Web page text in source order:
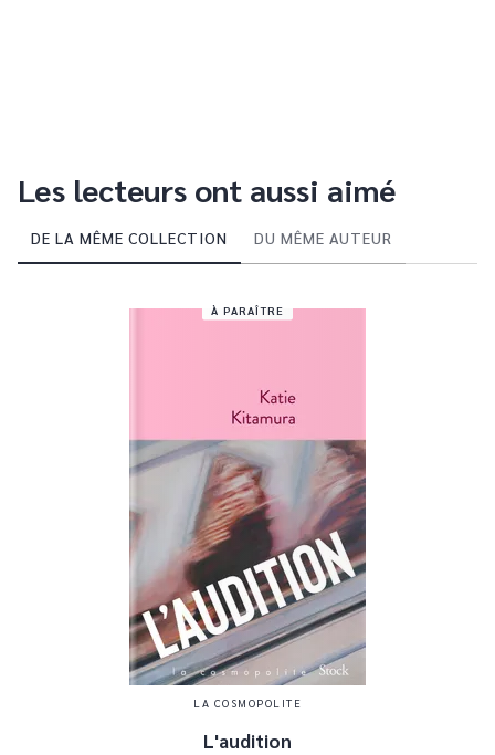
Les lecteurs ont aussi aimé
DE LA MÊME COLLECTION DU MÊME AUTEUR
À PARAÎTRE
LA COSMOPOLITE
L'audition